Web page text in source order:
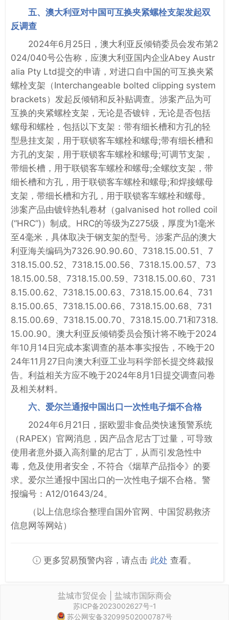
五、澳大利亚对中国可互换夹紧螺栓支架发起双
反调查
2024年6月25日，澳大利亚反倾销委员会发布第2
024/040号公告称，应澳大利亚国内企业Abey Austr
alia Pty Ltd提交的申请，对进口自中国的可互换夹紧
螺栓支架（Interchangeable bolted clipping system
brackets）发起反倾销和反补贴调查。涉案产品为可
互换的夹紧螺栓支架，无论是否镀锌，无论是否包括
螺母和螺栓，包括以下支架：带有细长槽和方孔的轻
型悬挂支架，用于联锁客车螺栓和螺母;带有细长槽和
方孔的支架，用于联锁客车螺栓和螺母;可调节支架，
带细长槽，用于联锁客车螺栓和螺母;全螺纹支架，带
细长槽和方孔，用于联锁客车螺栓和螺母;和焊接螺母
支架，带细长槽和方孔，用于联锁客车螺栓和螺母。
涉案产品由镀锌热轧卷材（galvanised hot rolled coil
(“HRC”)）制成。HRC的等级为Z275级，厚度为1毫米
至4毫米，具体取决于钢支架的型号。涉案产品的澳大
利亚海关编码为7326.90.90.60、7318.15.00.51、7
318.15.00.52、7318.15.00.56、7318.15.00.57、73
18.15.00.58、7318.15.00.59、7318.15.00.60、731
8.15.00.62、7318.15.00.63、7318.15.00.64、731
8.15.00.65、7318.15.00.66、7318.15.00.68、731
8.15.00.69、7318.15.00.70、7318.15.00.71和7318.
15.00.90。澳大利亚反倾销委员会预计将不晚于2024
年10月14日完成本案调查的基本事实报告，不晚于20
24年11月27日向澳大利亚工业与科学部长提交终裁报
告。利益相关方应不晚于2024年8月1日提交调查问卷
及相关材料。
六、爱尔兰通报中国出口一次性电子烟不合格
2024年6月21日，据欧盟非食品类快速预警系统
（RAPEX）官网消息，因产品含尼古丁过量，可导致
使用者意外摄入高剂量的尼古丁，从而引发急性中
毒，危及使用者安全，不符合《烟草产品指令》的要
求。爱尔兰通报中国出口的一次性电子烟不合格。警
报编号：A12/01643/24。
（以上信息综合整理自国外官网、中国贸易救济
信息网等网站）
更多贸易预警内容，请点击 此处 查看。
盐城市贸促会 | 盐城市国际商会
苏ICP备2023002627号-1
苏公网安备32099502000787号